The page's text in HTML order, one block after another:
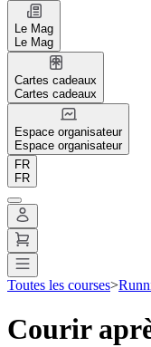
Le Mag
Le Mag
Cartes cadeaux
Cartes cadeaux
Espace organisateur
Espace organisateur
FR
FR
Toutes les courses>
Courir